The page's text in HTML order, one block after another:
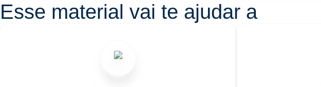
Esse material vai te ajudar a